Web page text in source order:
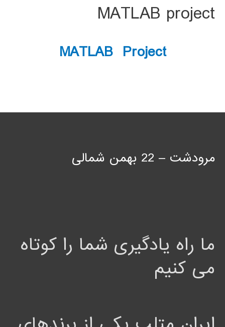
MATLAB project
MATLAB Project
مرودشت – 22 بهمن شمالی
ما راه یادگیری شما را کوتاه
می کنیم